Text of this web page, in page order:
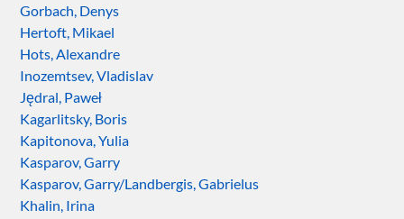
Gorbach, Denys
Hertoft, Mikael
Hots, Alexandre
Inozemtsev, Vladislav
Jędral, Paweł
Kagarlitsky, Boris
Kapitonova, Yulia
Kasparov, Garry
Kasparov, Garry/Landbergis, Gabrielus
Khalin, Irina